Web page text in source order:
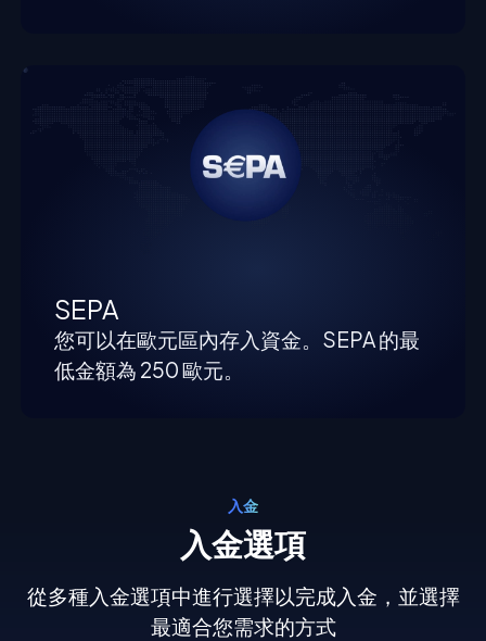
SEPA
您可以在歐元區內存入資金。SEPA 的最
低金額為 250 歐元。
入金
入金選項
從多種入金選項中進行選擇以完成入金，並選擇
最適合您需求的方式